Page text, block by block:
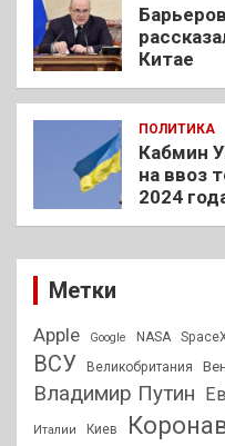
Китае
ПОЛИТИКА
Кабмин
на ввоз
2024
Метки
Apple Google NASA
ВСУ Великобритания
Владимир Путин
Италии Киев